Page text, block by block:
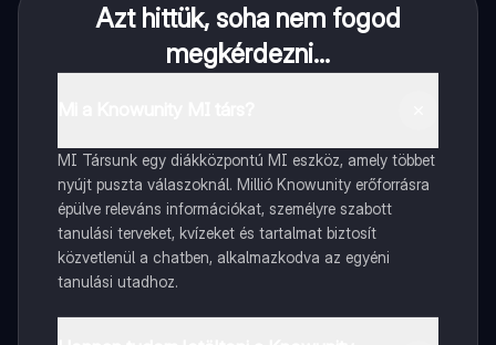
Azt hittük, soha nem fogod
megkérdezni...
MI Társunk egy diákközpontú MI eszköz, amely többet
nyújt puszta válaszoknál. Millió Knowunity erőforrásra
épülve releváns információkat, személyre szabott
tanulási terveket, kvízeket és tartalmat biztosít
közvetlenül a chatben, alkalmazkodva az egyéni
tanulási utadhoz.